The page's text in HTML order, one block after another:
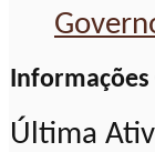
Informações
Última